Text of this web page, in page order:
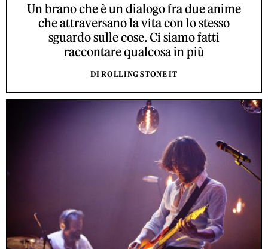
Un brano che è un dialogo fra due anime
che attraversano la vita con lo stesso
sguardo sulle cose. Ci siamo fatti
raccontare qualcosa in più
DI ROLLING STONE IT